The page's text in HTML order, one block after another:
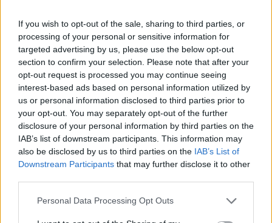
If you wish to opt-out of the sale, sharing to third parties, or
processing of your personal or sensitive information for
targeted advertising by us, please use the below opt-out
section to confirm your selection. Please note that after your
opt-out request is processed you may continue seeing
interest-based ads based on personal information utilized by
us or personal information disclosed to third parties prior to
your opt-out. You may separately opt-out of the further
disclosure of your personal information by third parties on the
IAB’s list of downstream participants. This information may
also be disclosed by us to third parties on the IAB’s List of
Downstream Participants that may further disclose it to other
Personal Data Processing Opt Outs
Ακολουθήστε το MotorOne.gr στο
Google News για άμεση και έγκυρη
ενημέρωση!
Andreas Mikkelsen Hyundai Motorsport Ott Tanak Thierry Neuville
Ράλλυ Ιαπωνίας